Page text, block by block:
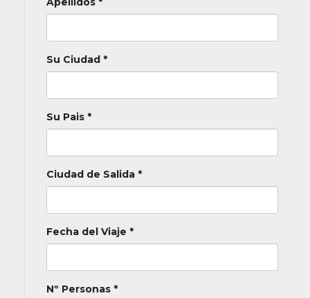
Su Ciudad *
Su Pais *
Ciudad de Salida *
Fecha del Viaje *
Nº Personas *